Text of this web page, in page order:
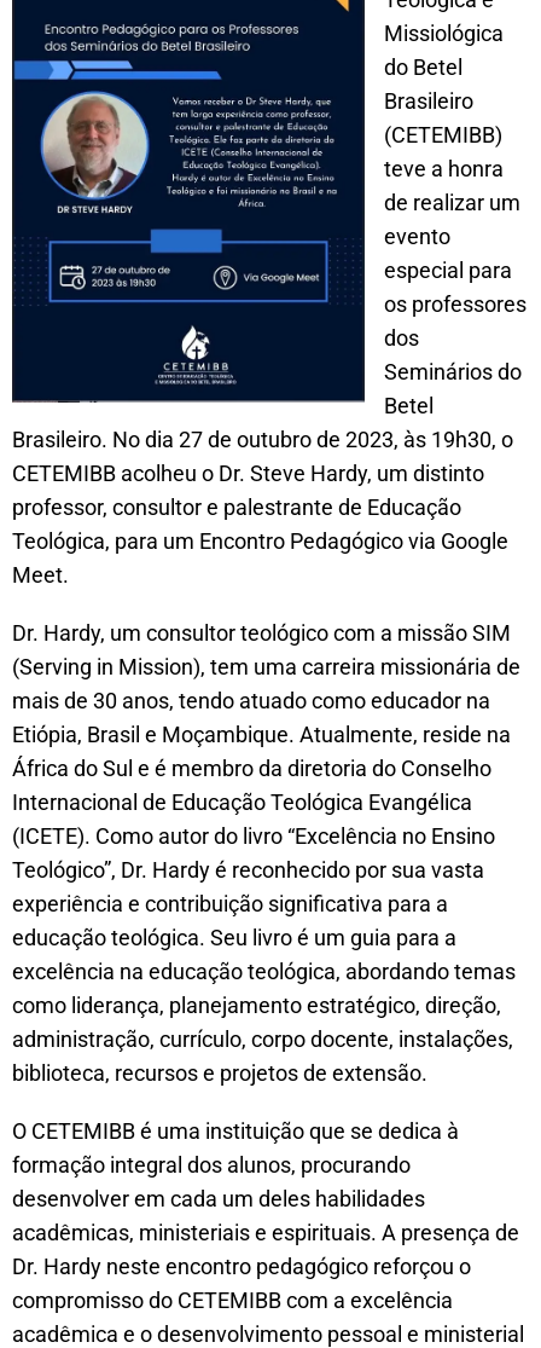
Missiológica
do Betel
Brasileiro
(CETEMIBB)
teve a honra
de realizar um
evento
especial para
os professores
dos
Seminários do
Betel
Brasileiro. No dia 27 de outubro de 2023, às 19h30, o
CETEMIBB acolheu o Dr. Steve Hardy, um distinto
professor, consultor e palestrante de Educação
Teológica, para um Encontro Pedagógico via Google
Meet.
Dr. Hardy, um consultor teológico com a missão SIM
(Serving in Mission), tem uma carreira missionária de
mais de 30 anos, tendo atuado como educador na
Etiópia, Brasil e Moçambique. Atualmente, reside na
África do Sul e é membro da diretoria do Conselho
Internacional de Educação Teológica Evangélica
(ICETE). Como autor do livro “Excelência no Ensino
Teológico”, Dr. Hardy é reconhecido por sua vasta
experiência e contribuição significativa para a
educação teológica. Seu livro é um guia para a
excelência na educação teológica, abordando temas
como liderança, planejamento estratégico, direção,
administração, currículo, corpo docente, instalações,
biblioteca, recursos e projetos de extensão.
O CETEMIBB é uma instituição que se dedica à
formação integral dos alunos, procurando
desenvolver em cada um deles habilidades
acadêmicas, ministeriais e espirituais. A presença de
Dr. Hardy neste encontro pedagógico reforçou o
compromisso do CETEMIBB com a excelência
acadêmica e o desenvolvimento pessoal e ministerial